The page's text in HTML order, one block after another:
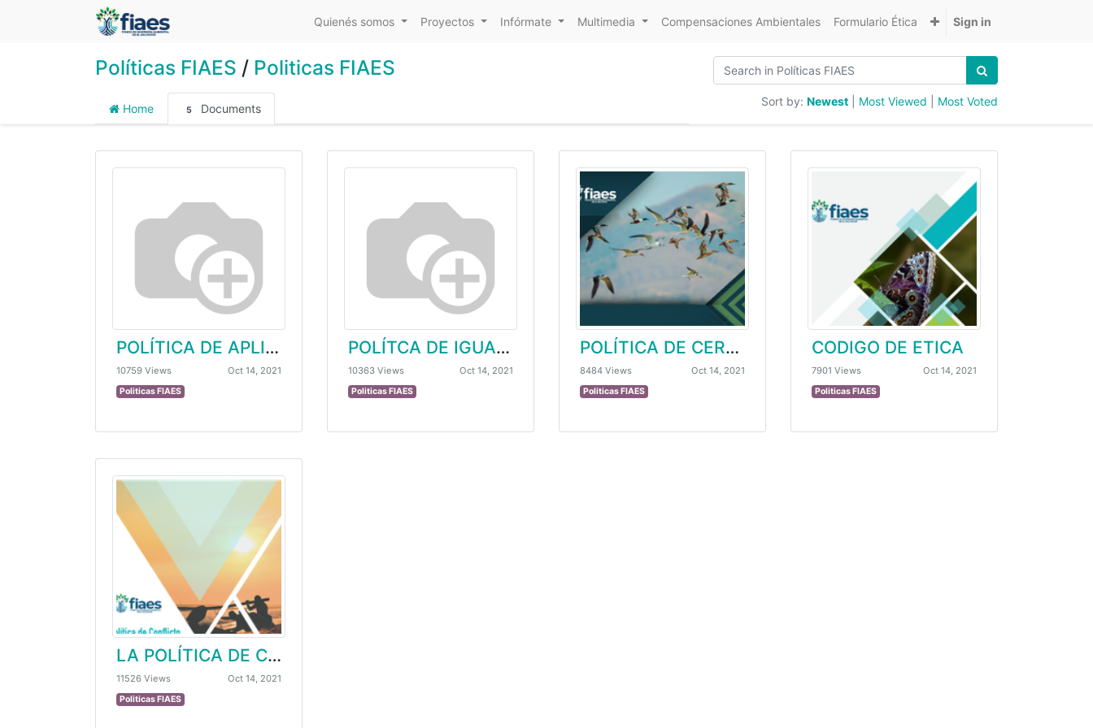
Quienés somos Proyectos Infórmate Multimedia Compensaciones Ambientales Formulario Ética Sign in
Políticas FIAES / Politicas FIAES
Home 5 Documents
Sort by: Newest Most Viewed Most Voted
POLÍTICA DE APLICACIÓN DE SALVAGUARDAS AMBIENTALES Y SOCIALES
10759 Views Oct 14, 2021
Politicas FIAES
POLÍTCA DE IGUALDAD Y EQUIDAD DE GÉNERO
10363 Views Oct 14, 2021
Politicas FIAES
POLÍTICA DE CERO TOLERANCIA AL FRAUDE MALVERSACIÓN Y MALAS PRÁCTICAS
8484 Views Oct 14, 2021
Politicas FIAES
CODIGO DE ETICA
7901 Views Oct 14, 2021
Politicas FIAES
LA POLÍTICA DE CONFLICTO DE INTERESES Y CONFIDENCIALIDAD DE LA INFORMACIÓN
11526 Views Oct 14, 2021
Politicas FIAES